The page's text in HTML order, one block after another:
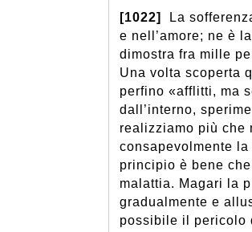
[1022]
La
e nell’amore; ne è
dimostra fra mille
Una volta scoperta
perfino «afflitti, ma
dall’interno,
realizziamo più che
consapevolmente
principio è bene
malattia. Magari la
gradualmente e
possibile il pericolo